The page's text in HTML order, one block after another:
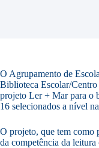
O Agrupamento de
Biblioteca Escolar/Centro
projeto Ler + Mar para o
16 selecionados a nível
O projeto, que tem como
da competência da